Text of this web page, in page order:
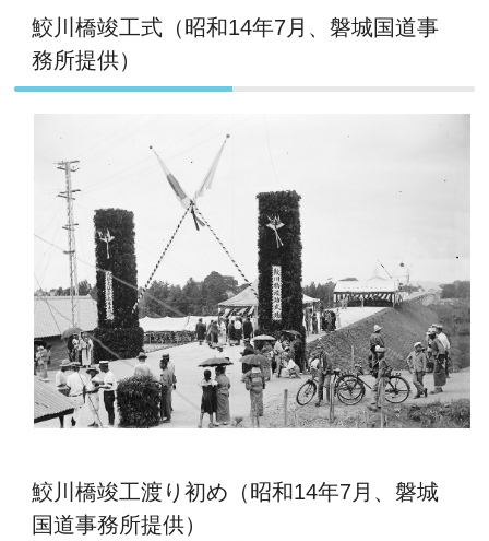
鮫川橋竣工式（昭和14年7月、磐城国道事
務所提供）
鮫川橋竣工渡り初め（昭和14年7月、磐城
国道事務所提供）